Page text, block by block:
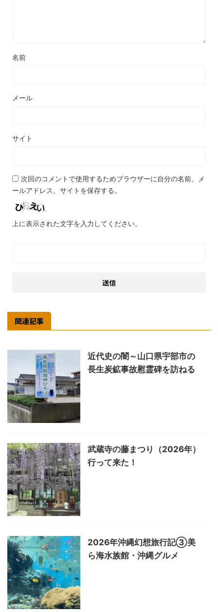
名前
メール
サイト
次回のコメントで使用するためブラウザーに自分の名前、メ
ールアドレス、サイトを保存する。
上に表示された文字を入力してください。
関連記事
近代史の闇～山口県宇部市の
長生炭鉱事故慰霊碑を訪ねる
武蔵寺の藤まつり（2026年）
行って来た！
2026年沖縄幻想旅行記③美
ら海水族館・沖縄グルメ